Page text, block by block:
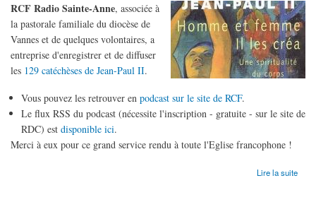
RCF Radio Sainte-Anne, associée à
la pastorale familiale du diocèse de
Vannes et de quelques volontaires, a
entreprise d'enregistrer et de diffuser
les 129 catéchèses de Jean-Paul II.
Vous pouvez les retrouver en podcast sur le site de RCF.
Le flux RSS du podcast (nécessite l'inscription - gratuite - sur le site de
RDC) est disponible ici.
Merci à eux pour ce grand service rendu à toute l'Eglise francophone !
Lire la suite